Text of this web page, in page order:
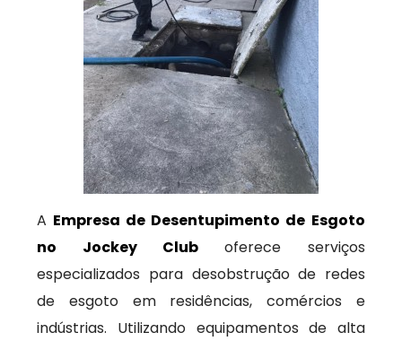
A Empresa de Desentupimento de Esgoto
no Jockey Club oferece serviços
especializados para desobstrução de redes
de esgoto em residências, comércios e
indústrias. Utilizando equipamentos de alta